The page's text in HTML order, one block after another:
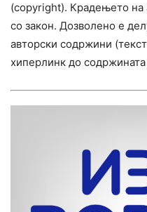
(copyright). Крадењето на
со закон. Дозволено е
авторски содржини
хиперлинк до